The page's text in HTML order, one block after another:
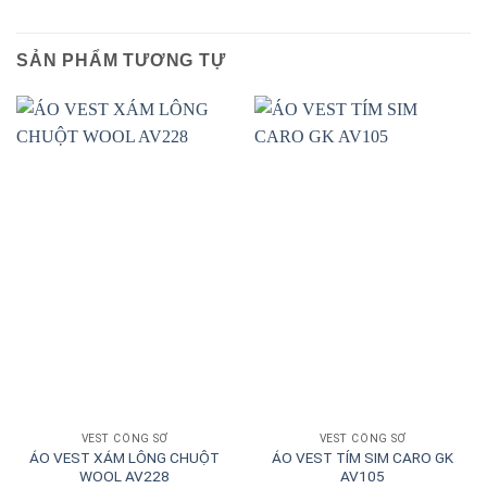
SẢN PHẨM TƯƠNG TỰ
VEST CÔNG SỞ
ÁO VEST XÁM LÔNG CHUỘT
WOOL AV228
VEST CÔNG SỞ
ÁO VEST TÍM SIM CARO GK
AV105